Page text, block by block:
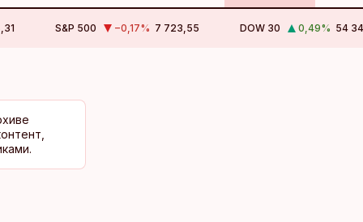
S&P 500 −0,17% 7 723,55 DOW 30 0,49% 54